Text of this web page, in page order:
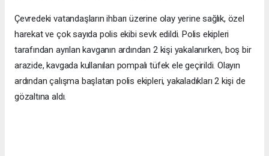
Çevredeki vatandaşların ihbarı üzerine olay yerine sağlık, özel
harekat ve çok sayıda polis ekibi sevk edildi. Polis ekipleri
tarafından ayrılan kavganın ardından 2 kişi yakalanırken, boş bir
arazide, kavgada kullanılan pompalı tüfek ele geçirildi. Olayın
ardından çalışma başlatan polis ekipleri, yakaladıkları 2 kişi de
gözaltına aldı.